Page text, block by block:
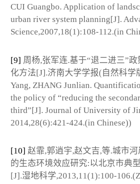
CUI Guangbo. Application of
urban river system planning[J].
Science,2007,18(1):108-112.(in
[9] 周杨,张军连.基于“退二进三”
化方法[J].济南大学学报(自然科学
Yang, ZHANG Junlian.
the policy of “reducing the
third”[J]. Journal of University of
2014,28(6):421-424.(in Chinese))
[10] 赵霏,郭逍宇,赵文吉,等.城市
的生态环境效应研究:以北京市典
[J].湿地科学,2013,11(1):100-